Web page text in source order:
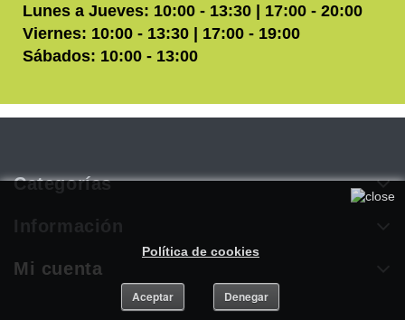
Lunes a Jueves: 10:00 - 13:30 | 17:00 - 20:00
Viernes: 10:00 - 13:30 | 17:00 - 19:00
Sábados: 10:00 - 13:00
Categorías
Información
Mi cuenta
Utilizamos cookies propias y de terceros para mejorar
nuestros servicios. Si continúa navegando, consideramos que
acepta su uso. Puede obtener más información en nuestra
Política de cookies
Aceptar Denegar